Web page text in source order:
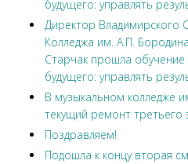
будущего: управлять
Директор Владимирского
Колледжа им. А.П.
Старчак прошла
будущего: управлять
В музыкальном колледже
текущий ремонт третьего
Поздравляем!
Подошла к концу вторая